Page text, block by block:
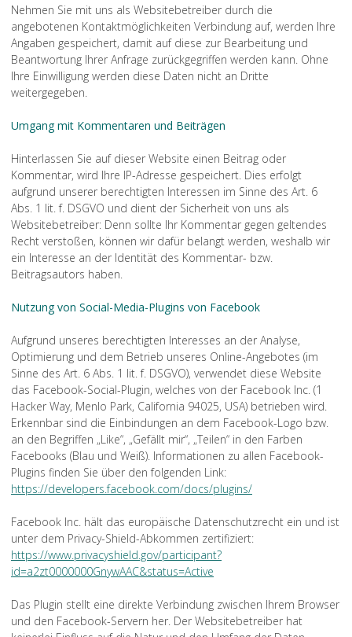
Nehmen Sie mit uns als Websitebetreiber durch die
angebotenen Kontaktmöglichkeiten Verbindung auf, werden Ihre
Angaben gespeichert, damit auf diese zur Bearbeitung und
Beantwortung Ihrer Anfrage zurückgegriffen werden kann. Ohne
Ihre Einwilligung werden diese Daten nicht an Dritte
weitergegeben.
Umgang mit Kommentaren und Beiträgen
Hinterlassen Sie auf dieser Website einen Beitrag oder
Kommentar, wird Ihre IP-Adresse gespeichert. Dies erfolgt
aufgrund unserer berechtigten Interessen im Sinne des Art. 6
Abs. 1 lit. f. DSGVO und dient der Sicherheit von uns als
Websitebetreiber: Denn sollte Ihr Kommentar gegen geltendes
Recht verstoßen, können wir dafür belangt werden, weshalb wir
ein Interesse an der Identität des Kommentar- bzw.
Beitragsautors haben.
Nutzung von Social-Media-Plugins von Facebook
Aufgrund unseres berechtigten Interesses an der Analyse,
Optimierung und dem Betrieb unseres Online-Angebotes (im
Sinne des Art. 6 Abs. 1 lit. f. DSGVO), verwendet diese Website
das Facebook-Social-Plugin, welches von der Facebook Inc. (1
Hacker Way, Menlo Park, California 94025, USA) betrieben wird.
Erkennbar sind die Einbindungen an dem Facebook-Logo bzw.
an den Begriffen „Like“, „Gefällt mir“, „Teilen“ in den Farben
Facebooks (Blau und Weiß). Informationen zu allen Facebook-
Plugins finden Sie über den folgenden Link:
https://developers.facebook.com/docs/plugins/
Facebook Inc. hält das europäische Datenschutzrecht ein und ist
unter dem Privacy-Shield-Abkommen zertifiziert:
https://www.privacyshield.gov/participant?
id=a2zt0000000GnywAAC&status=Active
Das Plugin stellt eine direkte Verbindung zwischen Ihrem Browser
und den Facebook-Servern her. Der Websitebetreiber hat